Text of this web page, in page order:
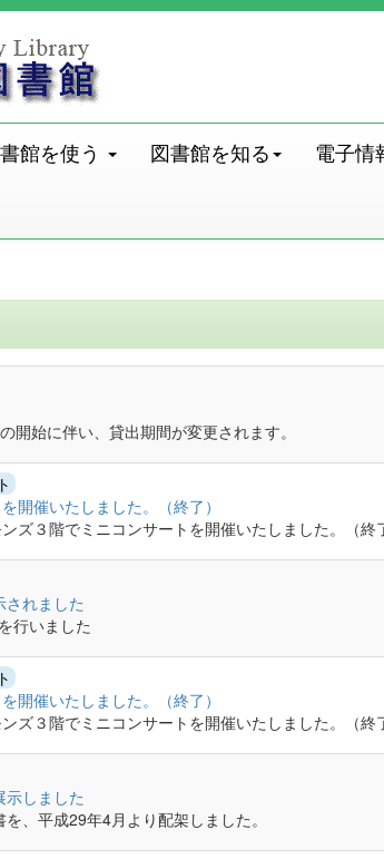
館を使う 図書館を知る 電子情
開始に伴い、貸出期間が変更されます。
催いたしました。（終了）
ズ３階でミニコンサートを開催いたしました。（終
れました
行いました
催いたしました。（終了）
ズ３階でミニコンサートを開催いたしました。（終
示しました
、平成29年4月より配架しました。